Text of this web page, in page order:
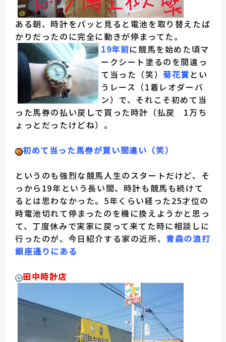
ある朝、時計をパッと見ると電池を取り替えたば
かりだったのに完全に動きが停まってた。
19年前に競馬を始めた頃マ
ークシート塗るのを間違っ
て当った（笑）菊花賞 とい
うレース（1着レオダーバ
ン）で、それこそ初めて当
った馬券の払い戻しで買った時計（払戻 1万ち
ょっとだったけどね）。
初めて当った馬券が買い間違い（笑）
というのも強烈な競馬人生のスタートだけど、そ
っから19年という長い間、時計も競馬も続けて
るとは思わなかった。5年くらい経った25才位の
時電池切れて停まったのを機に換えようかと思っ
て、丁度休みで実家に戻って来てた時に相談しに
行ったのが、今日紹介する家の近所、 青森の浪打
銀座通りにある
田中時計店